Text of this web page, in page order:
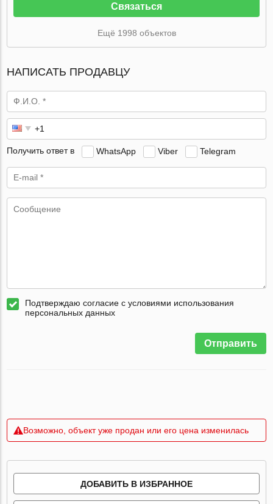
Связаться
Ещё 1998 объектов
НАПИСАТЬ ПРОДАВЦУ
Получить ответ в WhatsApp Viber Telegram
Подтверждаю согласие с условиями использования
персональных данных
Отправить
Возможно, объект уже продан или его цена изменилась
ДОБАВИТЬ В ИЗБРАННОЕ